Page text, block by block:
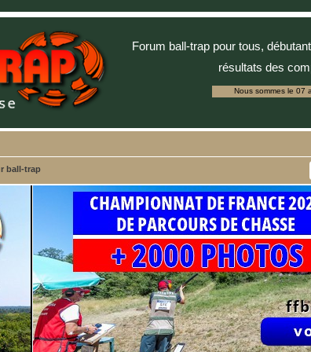
Forum ball-trap pour tous,
résultats des
Nous sommes le 07
ball-trap